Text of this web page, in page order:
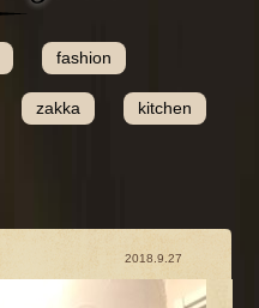
fashion
zakka kitchen
2018.9.27